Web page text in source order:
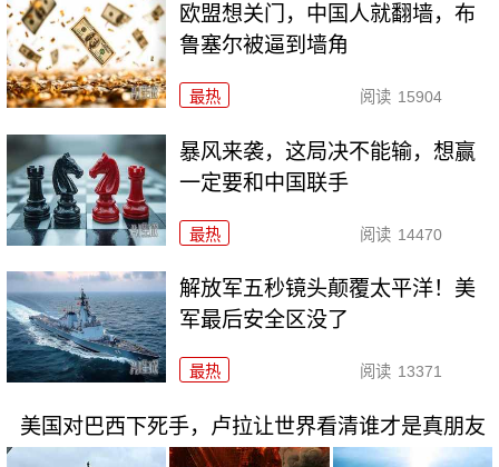
欧盟想关门，中国人就翻墙，布
鲁塞尔被逼到墙角
最热 阅读 15904
暴风来袭，这局决不能输，想赢
一定要和中国联手
最热 阅读 14470
解放军五秒镜头颠覆太平洋！美
军最后安全区没了
最热 阅读 13371
美国对巴西下死手，卢拉让世界看清谁才是真朋友